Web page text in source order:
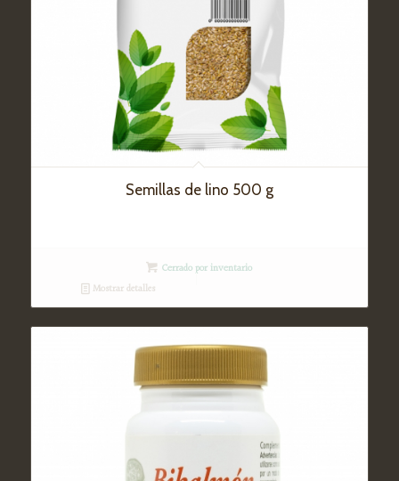
Semillas de lino 500 g
Cerrado por inventario
Mostrar detalles